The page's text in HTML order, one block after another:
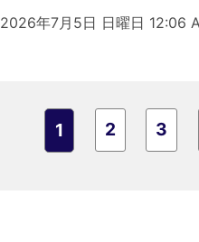
2026年7月5日 日曜日 12:06
1 2 3